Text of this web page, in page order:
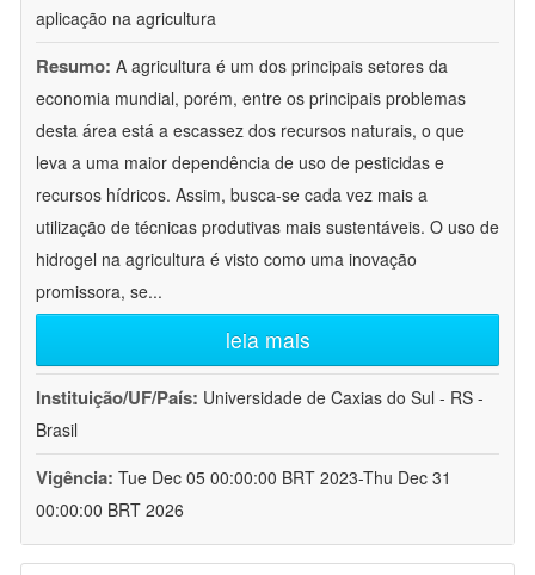
aplicação na agricultura
Resumo: A agricultura é um dos principais setores da
economia mundial, porém, entre os principais problemas
desta área está a escassez dos recursos naturais, o que
leva a uma maior dependência de uso de pesticidas e
recursos hídricos. Assim, busca-se cada vez mais a
utilização de técnicas produtivas mais sustentáveis. O uso de
hidrogel na agricultura é visto como uma inovação
promissora, se...
leia mais
Instituição/UF/País: Universidade de Caxias do Sul - RS -
Brasil
Vigência: Tue Dec 05 00:00:00 BRT 2023-Thu Dec 31
00:00:00 BRT 2026